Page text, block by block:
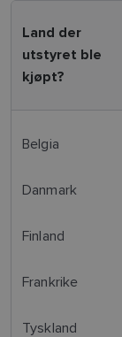
Land der
utstyret ble
kjøpt?
Belgia
Danmark
Finland
Frankrike
Tyskland